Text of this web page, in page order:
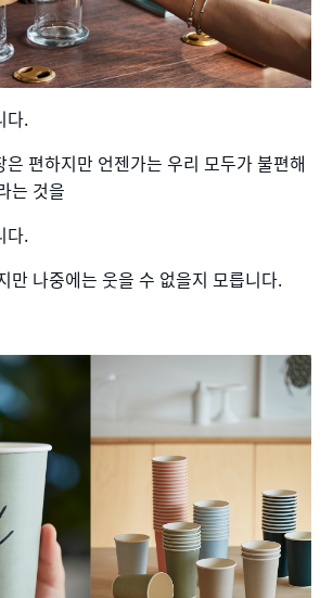
다.
편하지만 언젠가는 우리 모두가 불편해
는 것을
다.
만 나중에는 웃을 수 없을지 모릅니다.